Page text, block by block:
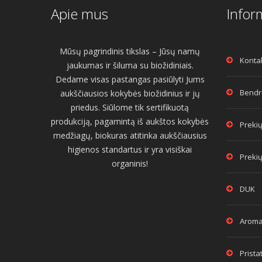
Apie mus
Mūsų pagrindinis tikslas – Jūsų namų
jaukumas ir šiluma su biožidiniais.
Dedame visas pastangas pasiūlyti Jums
aukščiausios kokybės biožidinius ir jų
priedus. Siūlome tik sertifikuotą
produkciją, pagamintą iš aukštos kokybės
medžiagų, biokuras atitinka aukščiausius
higienos standartus ir yra visiškai
organinis!
DUK